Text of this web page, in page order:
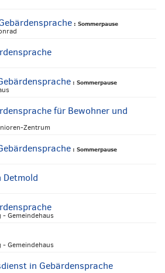
: Sommerpause
: Sommerpause
für Bewohner und
Zentrum
: Sommerpause
Detmold
- Gemeindehaus
- Gemeindehaus
in Gebärdensprache